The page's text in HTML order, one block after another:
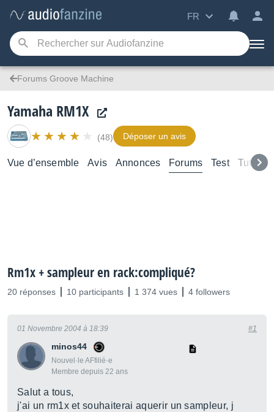
FR
Forums Groove Machine
Yamaha RM1X
(48) Déposer un avis
Vue d’ensemble Avis Annonces Forums Test
Rm1x + sampleur en rack:compliqué?
20 réponses 10 participants 1 374 vues 4 followers
minos44
Nouvel·le AFfilié·e
Membre depuis 22 ans
01 Novembre 2004 à 18:39 #1
Salut a tous,
j'ai un rm1x et souhaiterai aquerir un sampleur, j